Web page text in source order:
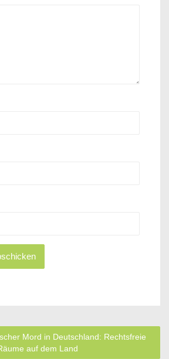
Mord in Deutschland: Rechtsfreie
auf dem Land